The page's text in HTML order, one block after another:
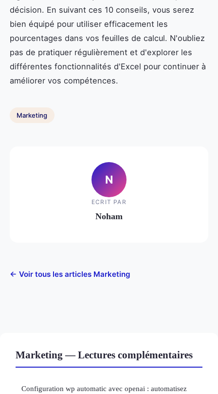
décision. En suivant ces 10 conseils, vous serez
bien équipé pour utiliser efficacement les
pourcentages dans vos feuilles de calcul. N'oubliez
pas de pratiquer régulièrement et d'explorer les
différentes fonctionnalités d'Excel pour continuer à
améliorer vos compétences.
Marketing
N
ECRIT PAR
Noham
← Voir tous les articles Marketing
Marketing — Lectures complémentaires
Configuration wp automatic avec openai : automatisez